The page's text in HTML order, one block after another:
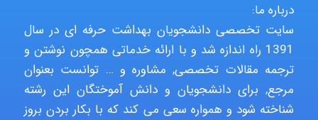
ZAK
vali
درباره ما:
سایت تخصصی دانشجویان بهداشت حرفه ای در سال
1391 راه اندازه شد و با ارائه خدماتی همچون نوشتن و
ترجمه مقالات تخصصی, مشاوره و … توانست بعنوان
مرجع, برای دانشجویان و دانش آموختگان این رشته
شناخته شود و همواره سعی می کند که با بکار بردن بروز